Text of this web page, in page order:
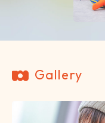
Gallery